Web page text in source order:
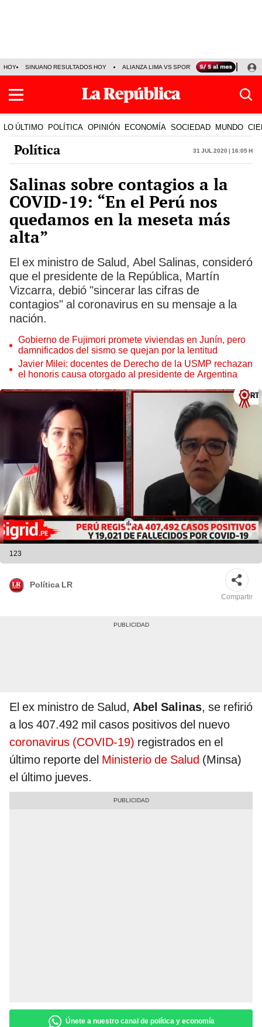
HOY SINUANO RESULTADOS HOY ALIANZA LIMA VS SPORT BOYS JORGE
LO ÚLTIMO POLÍTICA OPINIÓN ECONOMÍA SOCIEDAD MUNDO
Política 31 Jul 2020 | 16:05 h
Salinas sobre contagios a la
COVID-19: “En el Perú nos
quedamos en la meseta más
alta”
El ex ministro de Salud, Abel Salinas, consideró
que el presidente de la República, Martín
Vizcarra, debió "sincerar las cifras de
contagios" al coronavirus en su mensaje a la
nación.
Gobierno de Fujimori promete viviendas en Junín, pero
damnificados del sismo se quejan por la lentitud
Javier Milei: docentes de Derecho de la USMP rechazan
el honoris causa otorgado al presidente de Argentina
123
Política LR
Compartir
El ex ministro de Salud, Abel Salinas, se refirió
a los 407.492 mil casos positivos del nuevo
coronavirus (COVID-19) registrados en el
último reporte del Ministerio de Salud (Minsa)
el último jueves.
Únete a nuestro canal de política y economía